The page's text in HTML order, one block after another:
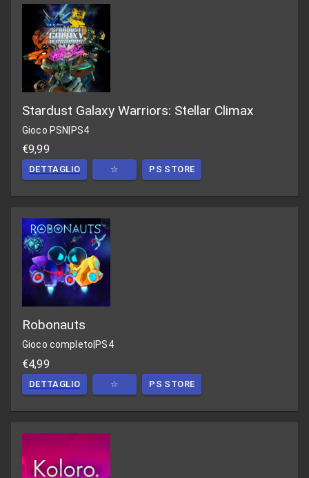
Stardust Galaxy Warriors: Stellar Climax
Gioco PSN|PS4
€9,99
DETTAGLIO ☆ PS STORE
Robonauts
Gioco completo PS4
€4,99
DETTAGLIO ☆ PS STORE